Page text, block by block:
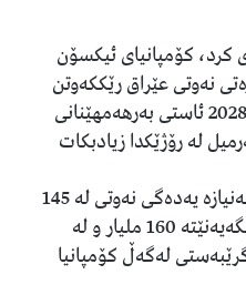
کرد، كۆمپانیای ئیكسۆن
نەوتی عێراق رێككەوتن
واژودەكات و عێراق بەنیازە تا 2028 ئاستی بەرهەمهێنانی
ئەمەش لە کاتێکدایە، عێراق بەنيازە یەدەگی نەوتی لە 145
ملیار بەرمیلی سەلمێنراوەوە بگەیەنێتە 160 ملیار و لە
دوو ساڵدا نزیکەی 30 گرێبەستی لەگەڵ کۆمپانیا